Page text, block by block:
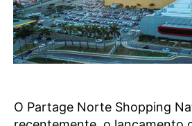
O Partage Norte Shopping